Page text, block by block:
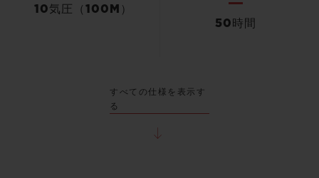
10気圧（100M）
50時間
すべての仕様を表示す
る